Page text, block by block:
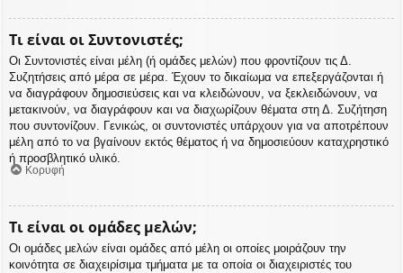
Τι είναι οι Συντονιστές;
Οι Συντονιστές είναι μέλη (ή ομάδες μελών) που φροντίζουν τις Δ.
Συζητήσεις από μέρα σε μέρα. Έχουν το δικαίωμα να επεξεργάζονται ή
να διαγράφουν δημοσιεύσεις και να κλειδώνουν, να ξεκλειδώνουν, να
μετακινούν, να διαγράφουν και να διαχωρίζουν θέματα στη Δ. Συζήτηση
που συντονίζουν. Γενικώς, οι συντονιστές υπάρχουν για να αποτρέπουν
μέλη από το να βγαίνουν εκτός θέματος ή να δημοσιεύουν καταχρηστικό
ή προσβλητικό υλικό.
Κορυφή
Τι είναι οι ομάδες μελών;
Οι ομάδες μελών είναι ομάδες από μέλη οι οποίες μοιράζουν την
κοινότητα σε διαχειρίσιμα τμήματα με τα οποία οι διαχειριστές του